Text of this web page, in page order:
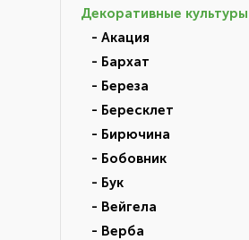
Декоративные культуры
- Акация
- Бархат
- Береза
- Бересклет
- Бирючина
- Бобовник
- Бук
- Вейгела
- Верба